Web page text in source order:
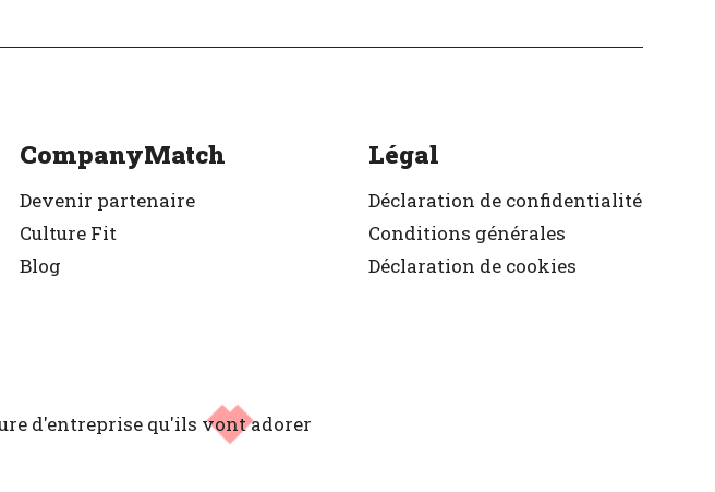
CompanyMatch
Devenir partenaire
Culture Fit
Blog
Légal
Déclaration de confidentialité
Conditions générales
Déclaration de cookies
d'entreprise qu'ils vont adorer